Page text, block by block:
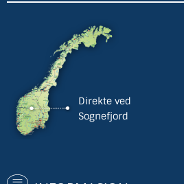
Direkte ved
Sognefjord